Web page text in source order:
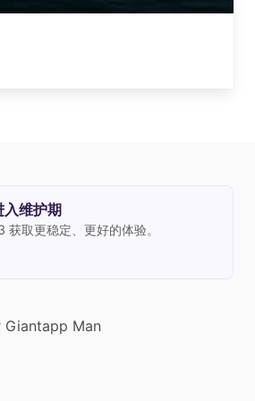
入维护期
获取更稳定、更好的体验。
Man